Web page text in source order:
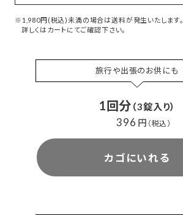
※1,980円(税込)未満の場合は送料が発生いたします。
詳しくはカートにてご確認下さい。
旅行や出張のお供にも
1回分 （3錠入り）
396 円 （税込）
カゴにいれる